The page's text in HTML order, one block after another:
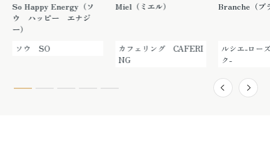
So Happy Energy（ソ
ウ ハッピー エナジ
ー）
ソウ SO
Miel（ミエル）
カフェリング CAFERI
NG
Branche（ブ
ルシエ-ロー
ク-